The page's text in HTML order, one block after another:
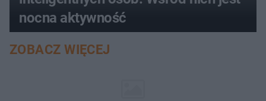
nocna aktywność
ZOBACZ WIĘCEJ